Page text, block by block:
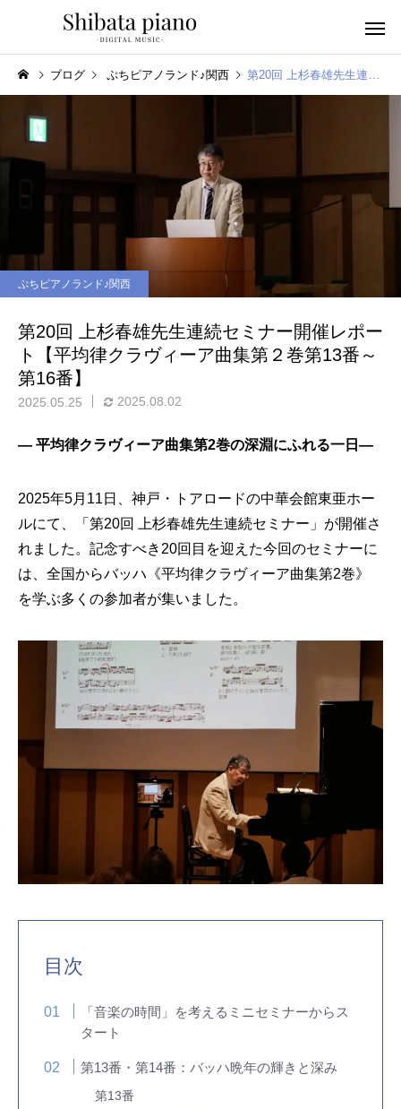
幼児音感レッスン
小・中・高・
ブログ ぷちピアノランド♪関西 第20回 上杉春雄先生連続セミナー開催レポート【平均律クラヴィーア曲集第２巻第13番～第16番】
ぷちピアノランド♪関西
第20回 上杉春雄先生連続セミナー開催レポー
ト【平均律クラヴィーア曲集第２巻第13番～
第16番】
2025.05.25 2025.08.02
― 平均律クラヴィーア曲集第2巻の深淵にふれる一日―
2025年5月11日、神戸・トアロードの中華会館東亜ホー
ルにて、「第20回 上杉春雄先生連続セミナー」が開催さ
れました。記念すべき20回目を迎えた今回のセミナーに
は、全国からバッハ《平均律クラヴィーア曲集第2巻》
を学ぶ多くの参加者が集いました。
目次
「音楽の時間」を考えるミニセミナーからス
タート
第13番・第14番：バッハ晩年の輝きと深み
第13番